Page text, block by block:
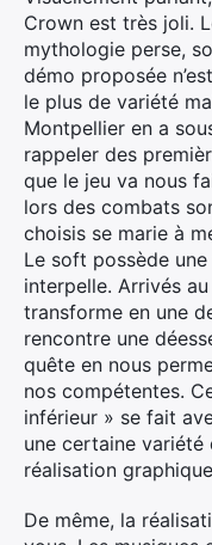
Crown est très joli.
mythologie perse,
démo proposée
le plus de variété
Montpellier en a
rappeler des
que le jeu va nous
lors des combats
choisis se marie à
Le soft possède
interpelle. Arrivés
transforme en une
rencontre une
quête en nous
nos compétentes.
inférieur » se fait
une certaine
réalisation
De même, la
Rechercher
: